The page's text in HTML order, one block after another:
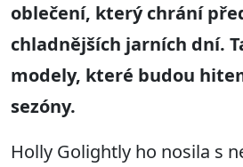
oblečení, který chrání
chladnějších jarních dní.
modely, které budou
sezóny.
Holly Golightly ho nosila s